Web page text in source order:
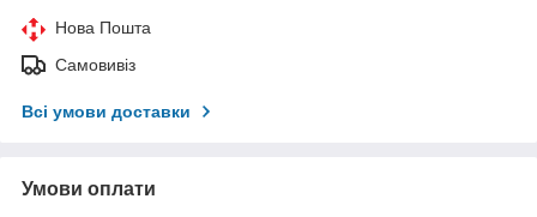
Нова Пошта
Самовивіз
Всі умови доставки
Умови оплати